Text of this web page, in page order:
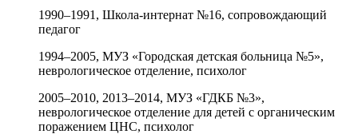
1990–1991, Школа-интернат №16, сопровождающий
педагог
1994–2005, МУЗ «Городская детская больница №5»,
неврологическое отделение, психолог
2005–2010, 2013–2014, МУЗ «ГДКБ №3»,
неврологическое отделение для детей с органическим
поражением ЦНС, психолог